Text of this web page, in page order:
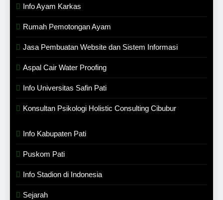
Info Ayam Karkas
Rumah Pemotongan Ayam
Jasa Pembuatan Website dan Sistem Informasi
Aspal Cair Water Proofing
Info Universitas Safin Pati
Konsultan Psikologi Holistic Consulting Cibubur
Info Kabupaten Pati
Puskom Pati
Info Stadion di Indonesia
Sejarah